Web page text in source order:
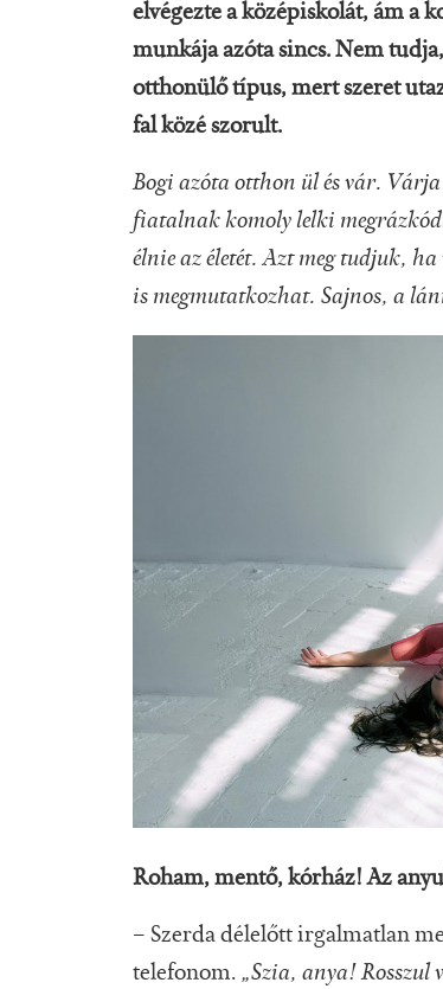
elvégezte a középiskolát, ám a
munkája azóta sincs. Nem
otthonülő típus, mert szeret
fal közé szorult.
Bogi azóta otthon ül és vár.
fiatalnak komoly lelki
élnie az életét. Azt meg tudjuk,
is megmutatkozhat. Sajnos, a
Roham, mentő, kórház! Az
– Szerda délelőtt irgalmatlan
telefonom. „Szia, anya! Rosszul